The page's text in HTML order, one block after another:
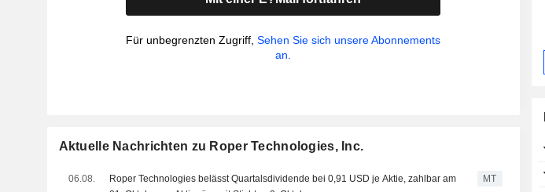
Für unbegrenzten Zugriff,Sehen Sie sich unsere Abonnements
an.
Aktuelle Nachrichten zu Roper Technologies, Inc.
06.08.
Roper Technologies belässt Quartalsdividende bei 0,91 USD je Aktie, zahlbar am
MT